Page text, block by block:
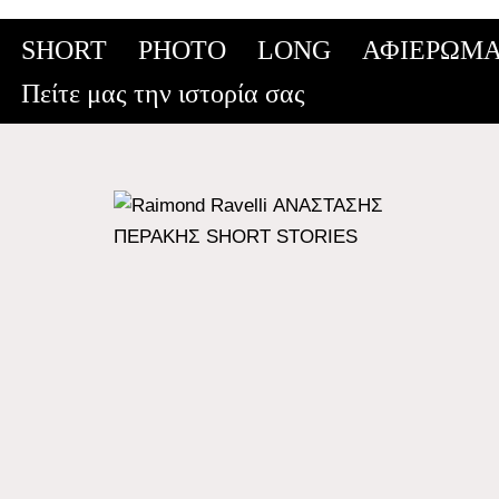
Skip
to
content
SHORT PHOTO LONG
Πείτε μας την ιστορία σας